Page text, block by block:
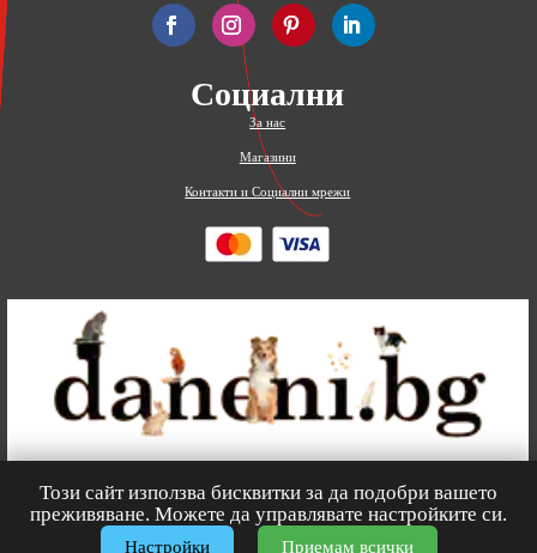
Социални
За нас
Магазини
Контакти и Социални мрежи
© 2026Зоомагазин – Всички права запазени.
0
Този сайт използва бисквитки за да подобри вашето
преживяване. Можете да управлявате настройките си.
Настройки Приемам всички